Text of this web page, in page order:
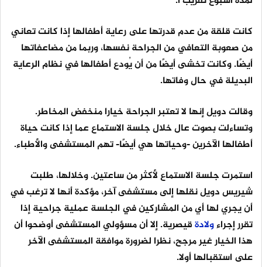
كانت قلقة من عدم قدرتها على رعاية أطفالها إذا كانت تعاني
من صعوبة التعافي من الجراحة نفسها، وربما من مضاعفاتها
أيضًا. وكانت تخشى أيضًا من أن يُودع أطفالها في نظام الرعاية
البديلة في حال وفاتها.
وقالت دويل إنها لا تعتبر الجراحة خيارا منخفض المخاطر.
وتساءلت بصوت عال خلال جلسة الاستماع عما إذا كانت حياة
أطفالها الآخرين -وحياتها هي أيضًا- تهم المستشفى والأطباء.
استمرت جلسة الاستماع لأكثر من ساعتين. وخلالها، طلبت
شيريس دويل نقلها إلى مستشفى آخر، مؤكدة أنها لا ترغب في
أن يجري لها أي من المشاركين في الجلسة عملية جراحية إذا
تقرر إجراءولادةقيصرية. إلا أن مسؤولي المستشفى أوضحوا أن
هذا الخيار غير مرجح، نظرا لضرورة موافقة المستشفى الآخر
على استقبالها أولا.